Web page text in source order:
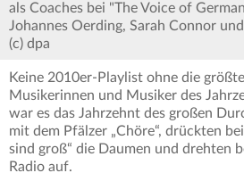
als Coaches bei "The Voice of
Johannes Oerding, Sarah Connor
(c) dpa
Keine 2010er-Playlist ohne die
Musikerinnen und Musiker des
war es das Jahrzehnt des großen
mit dem Pfälzer „Chöre“, drückten
sind groß“ die Daumen und drehten
Radio auf.